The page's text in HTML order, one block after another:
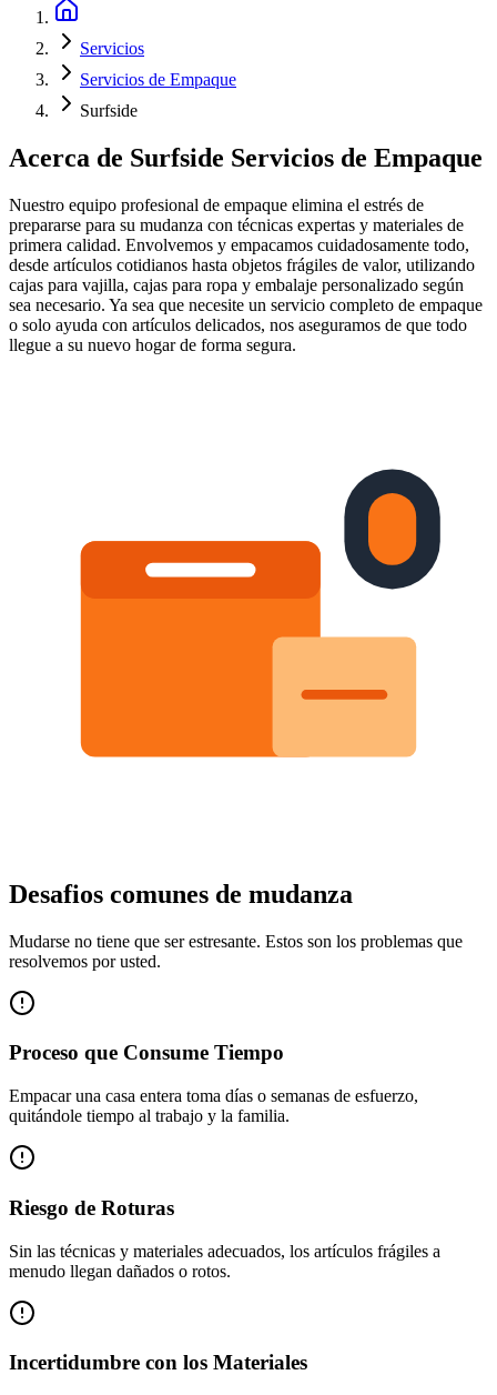
Servicios
Servicios de Empaque
Surfside
Acerca de Surfside Servicios de Empaque
Nuestro equipo profesional de empaque elimina el estrés de
prepararse para su mudanza con técnicas expertas y materiales de
primera calidad. Envolvemos y empacamos cuidadosamente todo,
desde artículos cotidianos hasta objetos frágiles de valor, utilizando
cajas para vajilla, cajas para ropa y embalaje personalizado según
sea necesario. Ya sea que necesite un servicio completo de empaque
o solo ayuda con artículos delicados, nos aseguramos de que todo
llegue a su nuevo hogar de forma segura.
Desafios comunes de mudanza
Mudarse no tiene que ser estresante. Estos son los problemas que
resolvemos por usted.
Proceso que Consume Tiempo
Empacar una casa entera toma días o semanas de esfuerzo,
quitándole tiempo al trabajo y la familia.
Riesgo de Roturas
Sin las técnicas y materiales adecuados, los artículos frágiles a
menudo llegan dañados o rotos.
Incertidumbre con los Materiales